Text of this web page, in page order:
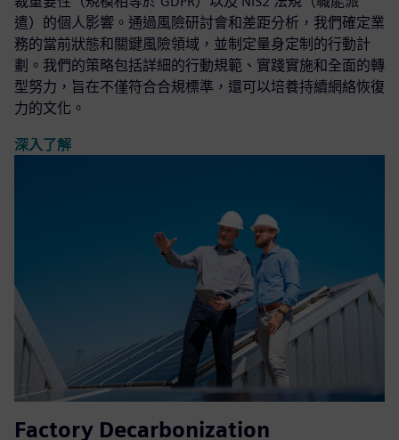
遣）的個人影響。通過風險研討會和差距分析，我們確定業
務的當前狀態和關鍵風險領域，並制定量身定制的行動計
劃。我們的策略包括詳細的行動規範、實踐實施和全面的轉
型努力，旨在不僅符合合規標準，還可以培養持續網絡恢復
力的文化。
深入了解
Factory Decarbonization